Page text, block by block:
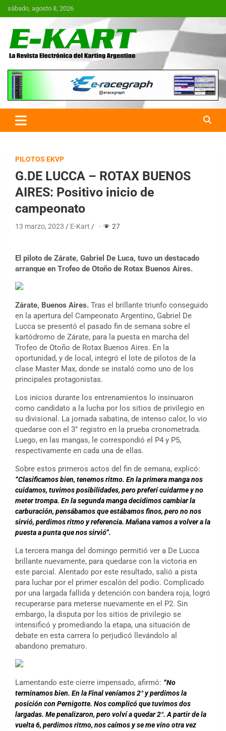
Saltar
al
sábado, agosto 8, 2026
E-Kart.com.ar | La Revista
Electrónica del Karting en
Argentina
PILOTOS EKVP
G.DE LUCCA – ROTAX BUENOS
AIRES: Positivo inicio de
campeonato
13 marzo, 2023 E-Kart · 27
El piloto de Zárate, Gabriel De Luca, tuvo un destacado
arranque en Trofeo de Otoño de Rotax Buenos Aires.
Zárate, Buenos Aires. Tras el brillante triunfo conseguido
en la apertura del Campeonato Argentino, Gabriel De
Lucca se presentó el pasado fin de semana sobre el
kartódromo de Zárate, para la puesta en marcha del
Trofeo de Otoño de Rotax Buenos Aires. En la
oportunidad, y de local, integró el lote de pilotos de la
clase Master Max, donde se instaló como uno de los
principales protagonistas.
Los inicios durante los entrenamientos lo insinuaron
como candidato a la lucha por los sitios de privilegio en
su divisional. La jornada sabatina, de intenso calor, lo vio
quedarse con el 3° registro en la prueba cronometrada.
Luego, en las mangas, le correspondió el P4 y P5,
respectivamente en cada una de ellas.
Sobre estos primeros actos del fin de semana, explicó:
“Clasificamos bien, tenemos ritmo. En la primera manga nos
cuidamos, tuvimos posibilidades, pero preferí cuidarme y no
meter trompa. En la segunda manga decidimos cambiar la
carburación, pensábamos que estábamos finos, pero no nos
sirvió, perdimos ritmo y referencia. Mañana vamos a volver a la
puesta a punta que nos sirvió”.
La tercera manga del domingo permitió ver a De Lucca
brillante nuevamente, para quedarse con la victoria en
este parcial. Alentado por este resultado, salió a pista
para luchar por el primer escalón del podio. Complicado
por una largada fallida y detención con bandera roja, logró
recuperarse para meterse nuevamente en el P2. Sin
embargo, la disputa por los sitios de privilegio se
intensificó y promediando la etapa, una situación de
debate en esta carrera lo perjudicó llevándolo al
abandono prematuro.
Lamentando este cierre impensado, afirmó: “No
terminamos bien. En la Final veníamos 2° y perdimos la
posición con Pernigotte. Nos complicó que tuvimos dos
largadas. Me penalizaron, pero volví a quedar 2°. A partir de la
vuelta 6, perdimos ritmo, nos caímos y se me vino otra vez